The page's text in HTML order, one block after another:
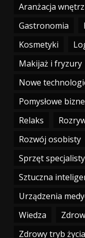
Aranżacja wnętrz
Gastronomia
Kosmetyki
Makijaż i fryzury
Nowe
Pomysłowe
Relaks
Rozwój osobisty
Sprzęt
Sztuczna
Urządzenia
Wiedza
Zdrowy tryb życia